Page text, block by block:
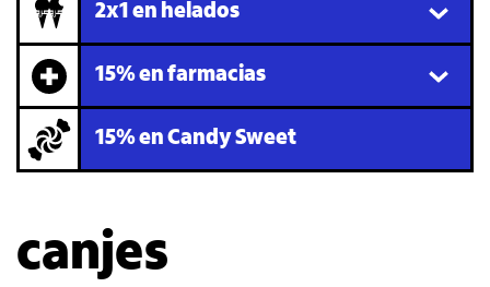
2x1 en helados
15% en farmacias
15% en Candy Sweet
canjes